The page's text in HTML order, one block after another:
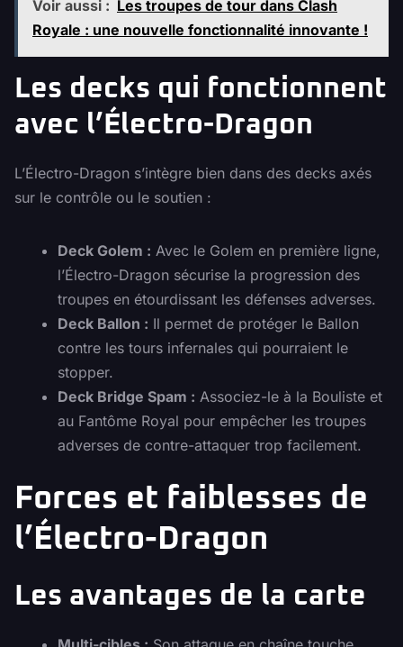
Voir aussi : Les troupes de tour dans Clash
Royale : une nouvelle fonctionnalité innovante !
Les decks qui fonctionnent
avec l’Électro-Dragon
L’Électro-Dragon s’intègre bien dans des decks axés
sur le contrôle ou le soutien :
Deck Golem : Avec le Golem en première ligne,
l’Électro-Dragon sécurise la progression des
troupes en étourdissant les défenses adverses.
Deck Ballon : Il permet de protéger le Ballon
contre les tours infernales qui pourraient le
stopper.
Deck Bridge Spam : Associez-le à la Bouliste et
au Fantôme Royal pour empêcher les troupes
adverses de contre-attaquer trop facilement.
Forces et faiblesses de
l’Électro-Dragon
Les avantages de la carte